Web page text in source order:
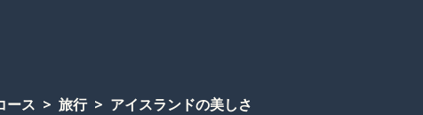
ース 旅行 アイスランドの美しさ